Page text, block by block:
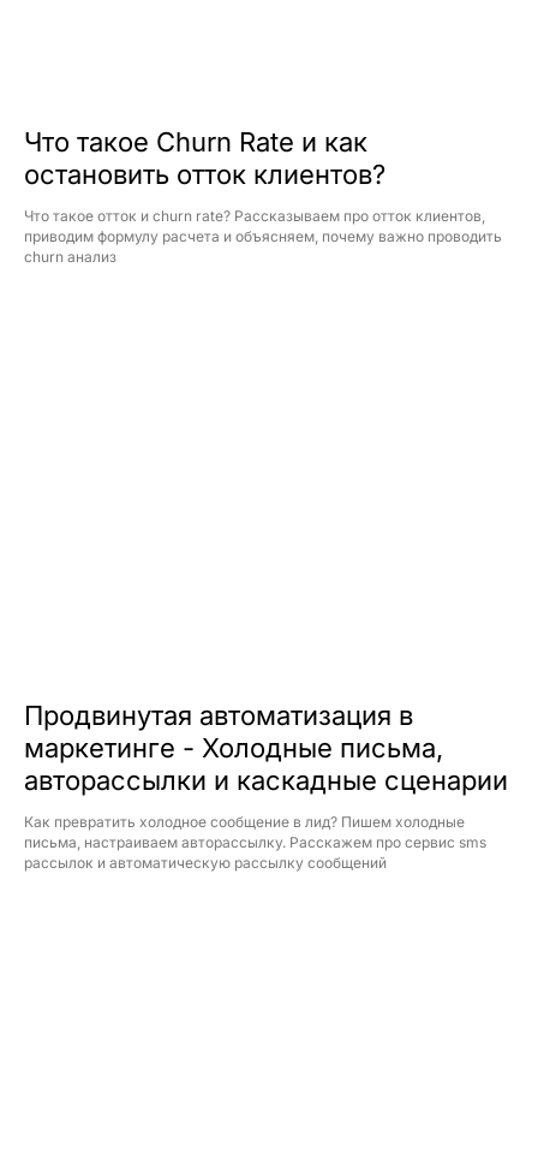
Что такое Churn Rate и как
остановить отток клиентов?
Что такое отток и churn rate? Рассказываем про отток клиентов,
приводим формулу расчета и объясняем, почему важно проводить
churn анализ
Продвинутая автоматизация в
маркетинге - Холодные письма,
авторассылки и каскадные сценарии
Как превратить холодное сообщение в лид? Пишем холодные
письма, настраиваем авторассылку. Расскажем про сервис sms
рассылок и автоматическую рассылку сообщений